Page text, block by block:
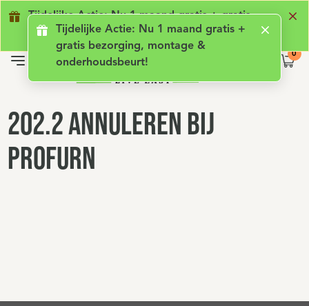
Tijdelijke Actie: Nu 1 maand gratis + gratis
bezorging, montage & onderhoudsbeurt!
Tijdelijke Actie: Nu 1 maand gratis +
gratis bezorging, montage &
onderhoudsbeurt!
Geen lening met rente Luxe comfort
202.2 Annuleren bij
Profurn